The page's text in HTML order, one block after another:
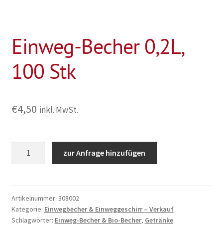
Einweg-Becher 0,2L,
100 Stk
€4,50 inkl. MwSt.
Stk
Menge
zur Anfrage hinzufügen
Artikelnummer: 308002
Kategorie: Einwegbecher & Einweggeschirr – Verkauf
Schlagwörter: Einweg-Becher & Bio-Becher, Getränke